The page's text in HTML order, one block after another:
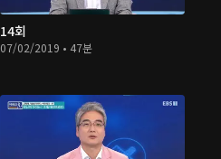
14회
07/02/2019 • 47분